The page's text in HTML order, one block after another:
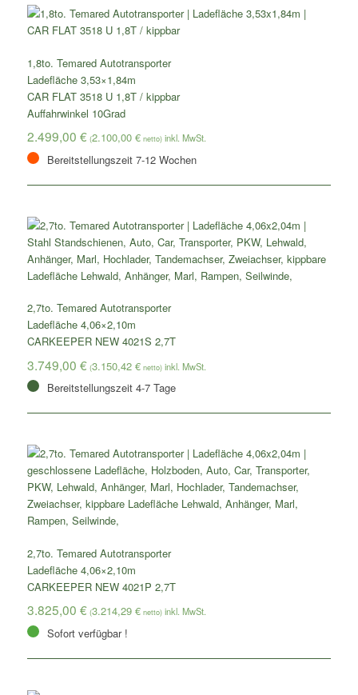
1,8to. Temared Autotransporter
Ladefläche 3,53×1,84m
CAR FLAT 3518 U 1,8T / kippbar
Auffahrwinkel 10Grad
2.499,00€ (2.100,00€ netto)
Bereitstellungszeit 7-12 Wochen
2,7to. Temared Autotransporter
Ladefläche 4,06×2,10m
CARKEEPER NEW 4021S 2,7T
3.749,00€ (3.150,42€ netto)
Bereitstellungszeit 4-7 Tage
2,7to. Temared Autotransporter
Ladefläche 4,06×2,10m
CARKEEPER NEW 4021P 2,7T
3.825,00€ (3.214,29€ netto)
Sofort verfügbar !